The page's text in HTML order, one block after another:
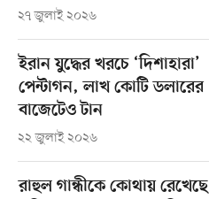
২৭ জুলাই ২০২৬
ইরান যুদ্ধের খরচে ‘দিশাহারা’
পেন্টাগন, লাখ কোটি ডলারের
বাজেটেও টান
২২ জুলাই ২০২৬
রাহুল গান্ধীকে কোথায় রেখেছে